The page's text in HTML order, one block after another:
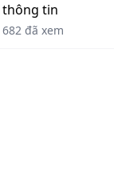
thông tin
682 đã xem